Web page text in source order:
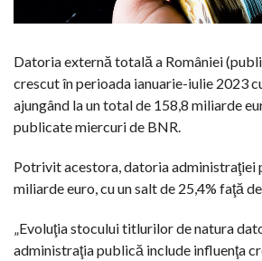
Datoria externă totală a României
crescut în perioada ianuarie-iulie 2023
ajungând la un total de 158,8 miliarde
publicate miercuri de BNR.
Potrivit acestora, datoria administraţiei
miliarde euro, cu un salt de 25,4% faţă
„Evoluţia stocului titlurilor de natura
administraţia publică include influenţa